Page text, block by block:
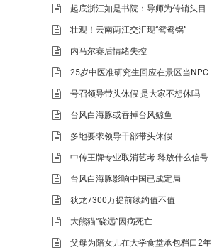
起底浙江如是书院：导师为传销头目
壮观！云南两江交汇现“鸳鸯锅”
内马尔赛后情绪失控
25岁中医准研究生回应在景区当NPC
号召领导带头休假 是大家不想休吗
台风白海豚或吞掉台风鲸鱼
多地要求领导干部带头休假
中传王牌专业取消艺考 释放什么信号
台风白海豚影响中国已成定局
狄龙7300万提前续约值不值
大熊猫“硗远”因病死亡
父母为陪女儿在大学食堂承包档口2年